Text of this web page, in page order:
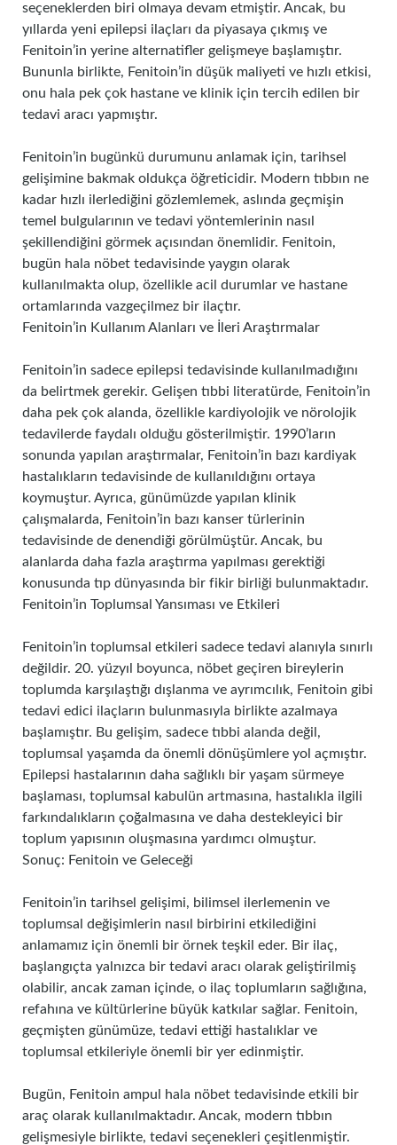
seçeneklerden biri olmaya devam etmiştir. Ancak, bu
yıllarda yeni epilepsi ilaçları da piyasaya çıkmış ve
Fenitoin’in yerine alternatifler gelişmeye başlamıştır.
Bununla birlikte, Fenitoin’in düşük maliyeti ve hızlı etkisi,
onu hala pek çok hastane ve klinik için tercih edilen bir
tedavi aracı yapmıştır.
Fenitoin’in bugünkü durumunu anlamak için, tarihsel
gelişimine bakmak oldukça öğreticidir. Modern tıbbın ne
kadar hızlı ilerlediğini gözlemlemek, aslında geçmişin
temel bulgularının ve tedavi yöntemlerinin nasıl
şekillendiğini görmek açısından önemlidir. Fenitoin,
bugün hala nöbet tedavisinde yaygın olarak
kullanılmakta olup, özellikle acil durumlar ve hastane
ortamlarında vazgeçilmez bir ilaçtır.
Fenitoin’in Kullanım Alanları ve İleri Araştırmalar
Fenitoin’in sadece epilepsi tedavisinde kullanılmadığını
da belirtmek gerekir. Gelişen tıbbi literatürde, Fenitoin’in
daha pek çok alanda, özellikle kardiyolojik ve nörolojik
tedavilerde faydalı olduğu gösterilmiştir. 1990’ların
sonunda yapılan araştırmalar, Fenitoin’in bazı kardiyak
hastalıkların tedavisinde de kullanıldığını ortaya
koymuştur. Ayrıca, günümüzde yapılan klinik
çalışmalarda, Fenitoin’in bazı kanser türlerinin
tedavisinde de denendiği görülmüştür. Ancak, bu
alanlarda daha fazla araştırma yapılması gerektiği
konusunda tıp dünyasında bir fikir birliği bulunmaktadır.
Fenitoin’in Toplumsal Yansıması ve Etkileri
Fenitoin’in toplumsal etkileri sadece tedavi alanıyla sınırlı
değildir. 20. yüzyıl boyunca, nöbet geçiren bireylerin
toplumda karşılaştığı dışlanma ve ayrımcılık, Fenitoin gibi
tedavi edici ilaçların bulunmasıyla birlikte azalmaya
başlamıştır. Bu gelişim, sadece tıbbi alanda değil,
toplumsal yaşamda da önemli dönüşümlere yol açmıştır.
Epilepsi hastalarının daha sağlıklı bir yaşam sürmeye
başlaması, toplumsal kabulün artmasına, hastalıkla ilgili
farkındalıkların çoğalmasına ve daha destekleyici bir
toplum yapısının oluşmasına yardımcı olmuştur.
Sonuç: Fenitoin ve Geleceği
Fenitoin’in tarihsel gelişimi, bilimsel ilerlemenin ve
toplumsal değişimlerin nasıl birbirini etkilediğini
anlamamız için önemli bir örnek teşkil eder. Bir ilaç,
başlangıçta yalnızca bir tedavi aracı olarak geliştirilmiş
olabilir, ancak zaman içinde, o ilaç toplumların sağlığına,
refahına ve kültürlerine büyük katkılar sağlar. Fenitoin,
geçmişten günümüze, tedavi ettiği hastalıklar ve
toplumsal etkileriyle önemli bir yer edinmiştir.
Bugün, Fenitoin ampul hala nöbet tedavisinde etkili bir
araç olarak kullanılmaktadır. Ancak, modern tıbbın
gelişmesiyle birlikte, tedavi seçenekleri çeşitlenmiştir.